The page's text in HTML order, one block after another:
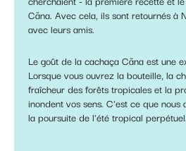
Cãna. Avec cela, ils sont retournés à
avec leurs amis.
Le goût de la cachaça Cãna est une
Lorsque vous ouvrez la bouteille, la
fraîcheur des forêts tropicales et la
inondent vos sens. C'est ce que nous
la poursuite de l'été tropical perpétuel.